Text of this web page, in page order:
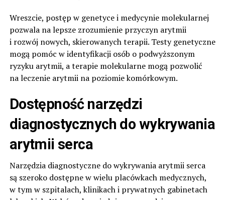
Wreszcie, postęp w genetyce i medycynie molekularnej
pozwala na lepsze zrozumienie przyczyn arytmii
i rozwój nowych, skierowanych terapii. Testy genetyczne
mogą pomóc w identyfikacji osób o podwyższonym
ryzyku arytmii, a terapie molekularne mogą pozwolić
na leczenie arytmii na poziomie komórkowym.
Dostępność narzędzi
diagnostycznych do wykrywania
arytmii serca
Narzędzia diagnostyczne do wykrywania arytmii serca
są szeroko dostępne w wielu placówkach medycznych,
w tym w szpitalach, klinikach i prywatnych gabinetach